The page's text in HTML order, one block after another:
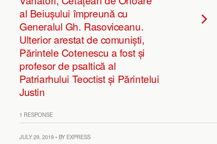
al Beiușului împreună cu
Generalul Gh. Rasoviceanu.
Ulterior arestat de comuniști,
Părintele Cotenescu a fost și
profesor de psaltică al
Patriarhului Teoctist și Părintelui
Justin
1 RESPONSE
JULY 29, 2019 • BY EXPRESS